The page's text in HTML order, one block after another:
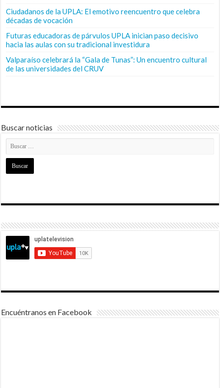
Ciudadanos de la UPLA: El emotivo reencuentro que celebra
décadas de vocación
Futuras educadoras de párvulos UPLA inician paso decisivo
hacia las aulas con su tradicional investidura
Valparaíso celebrará la “Gala de Tunas”: Un encuentro cultural
de las universidades del CRUV
Buscar noticias
Encuéntranos en Facebook